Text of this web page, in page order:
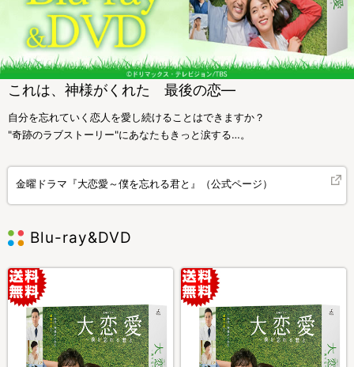
これは、神様がくれた 最後の恋―
自分を忘れていく恋人を愛し続けることはできますか？
"奇跡のラブストーリー"にあなたもきっと涙する…。
金曜ドラマ『大恋愛～僕を忘れる君と』（公式ページ）
Blu-ray&DVD